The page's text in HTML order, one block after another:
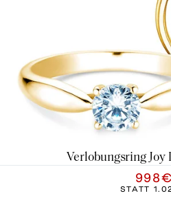
Verlobungsring Joy
998€
STATT